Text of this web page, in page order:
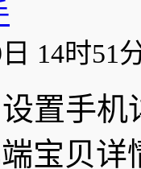
14时51
设置手
宝贝详